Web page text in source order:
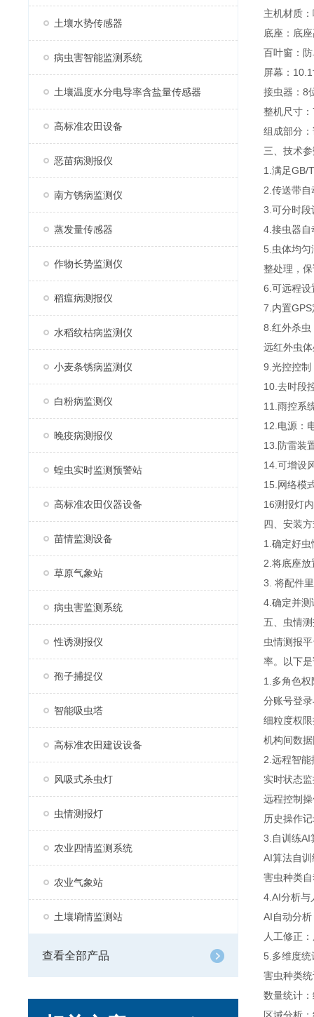
土壤水势传感器
病虫害智能监测系统
土壤温度水分电导率含盐量传感器
高标准农田设备
恶苗病测报仪
南方锈病监测仪
蒸发量传感器
作物长势监测仪
稻瘟病测报仪
水稻纹枯病监测仪
小麦条锈病监测仪
白粉病监测仪
晚疫病测报仪
蝗虫实时监测预警站
高标准农田仪器设备
苗情监测设备
草原气象站
病虫害监测系统
性诱测报仪
孢子捕捉仪
智能吸虫塔
高标准农田建设设备
风吸式杀虫灯
虫情测报灯
农业四情监测系统
农业气象站
土壤墒情监测站
查看全部产品
主机材质
底座：底
百叶窗：
屏幕：
接虫器：8
整机尺寸
组成部分
三、技术
1.满足GB/
2.传送带
3.可分时段
4.接虫器自
5.虫体均匀
整处理，
6.可远程设
7.内置
8.红外杀
远红外虫
9.光控控制
10.去时段
11.雨控系
12.电源：
13.防雷装
14.可增设
15.网络模
16测报灯
四、安装
1.确定好
2.将底座
3. 将配件
4.确定并测
五、虫情
虫情测报
率。以下
1.多角色
分账号登
细粒度权
机构间数
2.远程智能
实时状态
远程控制
历史操作
3.自训练AI
AI算法自
害虫种类
4.AI分析与
AI自动分
人工修正
5.多维度统
害虫种类
数量统计